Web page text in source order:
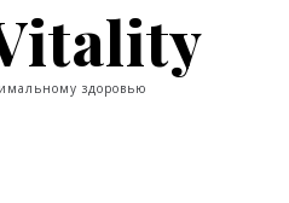
здоровью